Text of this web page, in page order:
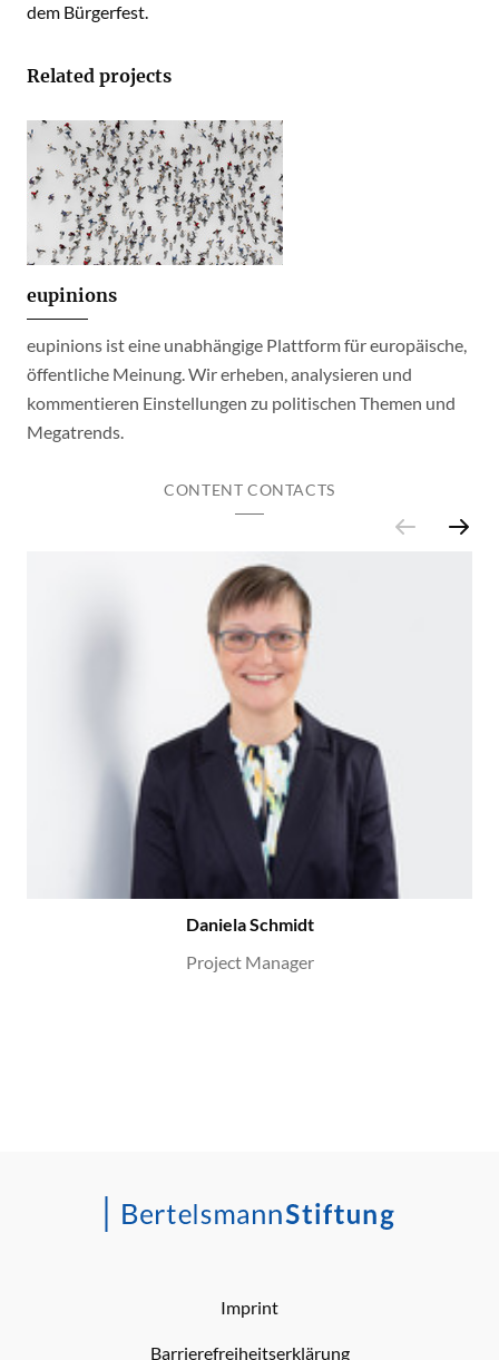
dem Bürgerfest.
Related projects
eupinions
eupinions ist eine unabhängige Plattform für europäische,
öffentliche Meinung. Wir erheben, analysieren und
kommentieren Einstellungen zu politischen Themen und
Megatrends.
CONTENT CONTACTS
Daniela Schmidt
Project Manager
Imprint
Barrierefreiheitserklärung